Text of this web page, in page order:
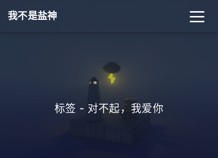
我不是盐神
标签 - 对不起，我爱你